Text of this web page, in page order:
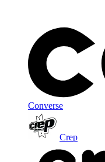
Converse
Crep